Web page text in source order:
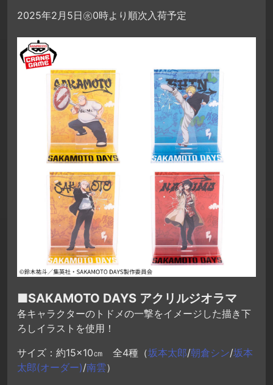
2025年2月5日㊌0時より順次入荷予定
■SAKAMOTO DAYS アクリルジオラマ
各キャラクターのトドメの一撃をイメージした描き下
ろしイラストを使用！
サイズ：約15×10㎝ 全4種（坂本太郎/朝倉シン/坂本
太郎(オーダー)/南雲）